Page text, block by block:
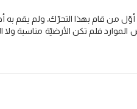
من قام بهذا التحرّك، ولم يقم به
فلم تكن الأرضيّة مناسبة